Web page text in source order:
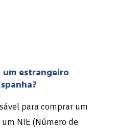
um estrangeiro
para comprar um
NIE (Número de